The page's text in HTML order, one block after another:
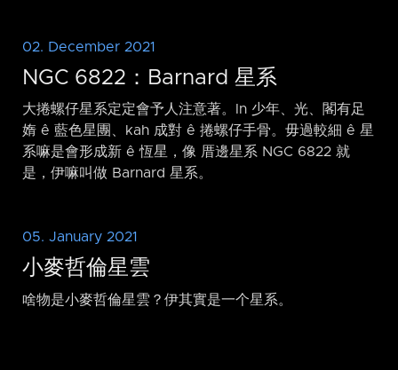
02. December 2021
NGC 6822：Barnard 星系
大捲螺仔星系定定會予人注意著。In 少年、光、閣有足
媠 ê 藍色星團、kah 成對 ê 捲螺仔手骨。毋過較細 ê 星
系嘛是會形成新 ê 恆星，像 厝邊星系 NGC 6822 就
是，伊嘛叫做 Barnard 星系。
05. January 2021
小麥哲倫星雲
啥物是小麥哲倫星雲？伊其實是一个星系。